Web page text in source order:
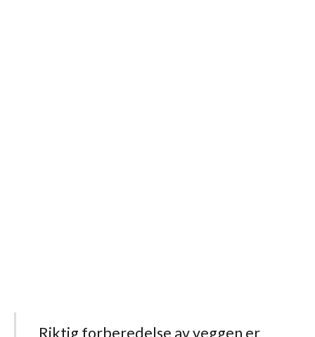
Riktig forberedelse av veggen er